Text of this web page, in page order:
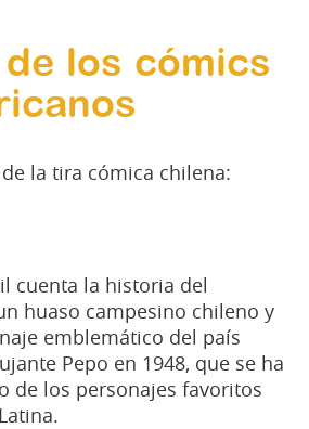
los cómics
la tira cómica chilena:
cuenta la historia del
huaso campesino chileno y
emblemático del país
Pepo en 1948, que se ha
de los personajes favoritos